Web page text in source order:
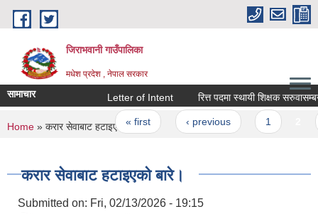
Skip to main content
जिराभवानी गाउँपालिका
मधेश प्रदेश , नेपाल सरकार
सामाचार Letter of Intent रित्त पदमा स्थायी शिक्षक
Pages
« first ‹ previous
You are here
Home » करार सेवाबाट हटाइएको बारे।
करार सेवाबाट हटाइएको बारे।
Submitted on: Fri, 02/13/2026 - 19:15